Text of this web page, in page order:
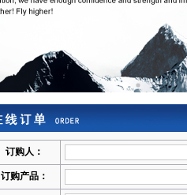
订购人：
订购产品：